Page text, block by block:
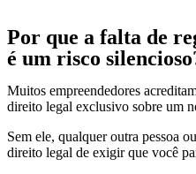
Por que a falta de
é um risco
Muitos empreendedores
direito legal exclusivo sobre um
Sem ele, qualquer outra pessoa
direito legal de exigir que você